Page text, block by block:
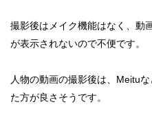
撮影後はメイク機能はなく、動
が表示されないので不便です。
人物の動画の撮影後は、Meitu
た方が良さそうです。